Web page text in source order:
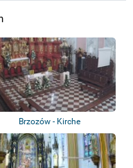
Brzozów - Kirche